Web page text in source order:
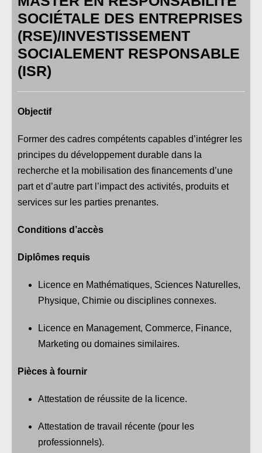
SOCIÉTALE DES ENTREPRISES
(RSE)/INVESTISSEMENT
SOCIALEMENT RESPONSABLE
(ISR)
Objectif
Former des cadres compétents capables d’intégrer les
principes du développement durable dans la
recherche et la mobilisation des financements d’une
part et d’autre part l’impact des activités, produits et
services sur les parties prenantes.
Conditions d’accès
Diplômes requis
Licence en Mathématiques, Sciences Naturelles,
Physique, Chimie ou disciplines connexes.
Licence en Management, Commerce, Finance,
Marketing ou domaines similaires.
Pièces à fournir
Attestation de réussite de la licence.
Attestation de travail récente (pour les
professionnels).